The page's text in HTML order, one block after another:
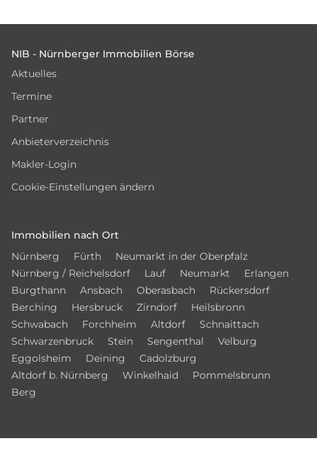
NIB - Nürnberger Immobilien Börse
Aktuelles
Termine
Partner
Anbieterverzeichnis
Makler-Login
Cookie-Einstellungen ändern
Immobilien nach Ort
Nürnberg
Fürth
Neumarkt in der Oberpfalz
Nürnberg / Reichelsdorf
Lauf Neumarkt
Erlangen
Burgthann
Ansbach Oberasbach
Rückersdorf
Berching
Hersbruck Zirndorf
Heilsbronn
Schwabach
Forchheim Altdorf
Schnaittach
Schwarzenbruck
Stein Sengenthal
Velburg
Eggolsheim
Deining
Cadolzburg
Altdorf b. Nürnberg
Winkelhaid
Pommelsbrunn
Berg